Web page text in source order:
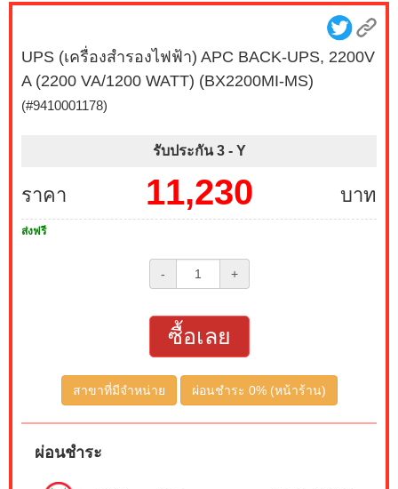
UPS (เครื่องสำรองไฟฟ้า) APC BACK-UPS, 2200V
A (2200 VA/1200 WATT) (BX2200MI-MS)
(#9410001178)
รับประกัน 3 - Y
ราคา บาท
11,230
ส่งฟรี
- +
ซื้อเลย
สาขาที่มีจำหน่าย ผ่อนชำระ 0% (หน้าร้าน)
ผ่อนชำระ